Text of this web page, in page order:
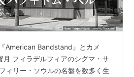
American Bandstand』とカメ
月 フィラデルフィアのシグマ・サ
ィリー・ソウルの名盤を数多く生